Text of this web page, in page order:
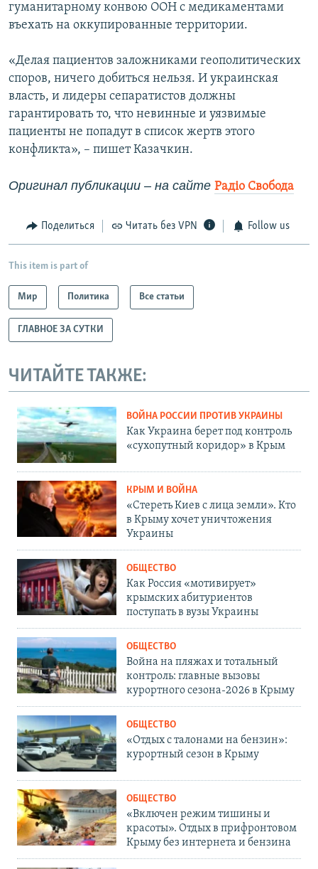
гуманитарному конвою ООН с медикаментами
въехать на оккупированные территории.
«Делая пациентов заложниками геополитических
споров, ничего добиться нельзя. И украинская
власть, и лидеры сепаратистов должны
гарантировать то, что невинные и уязвимые
пациенты не попадут в список жертв этого
конфликта», – пишет Казачкин.
Оригинал публикации – на сайте Радіо Свобода
Поделиться Читать без VPN Follow us
This item is part of
Мир Политика Все статьи
ГЛАВНОЕ ЗА СУТКИ
ЧИТАЙТЕ ТАКЖЕ:
ВОЙНА РОССИИ ПРОТИВ УКРАИНЫ
Как Украина берет под контроль
«сухопутный коридор» в Крым
КРЫМ И ВОЙНА
«Стереть Киев с лица земли». Кто
в Крыму хочет уничтожения
Украины
ОБЩЕСТВО
Как Россия «мотивирует»
крымских абитуриентов
поступать в вузы Украины
ОБЩЕСТВО
Война на пляжах и тотальный
контроль: главные вызовы
курортного сезона-2026 в Крыму
ОБЩЕСТВО
«Отдых с талонами на бензин»:
курортный сезон в Крыму
ОБЩЕСТВО
«Включен режим тишины и
красоты». Отдых в прифронтовом
Крыму без интернета и бензина